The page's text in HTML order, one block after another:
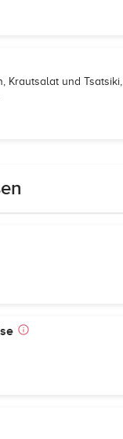
Krautsalat und Tsatsiki,